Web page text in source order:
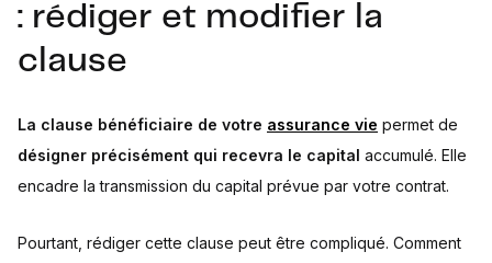
: rédiger et modifier la
clause
La clause bénéficiaire de votre assurance vie permet de
désigner précisément qui recevra le capital accumulé. Elle
encadre la transmission du capital prévue par votre contrat.
Pourtant, rédiger cette clause peut être compliqué. Comment